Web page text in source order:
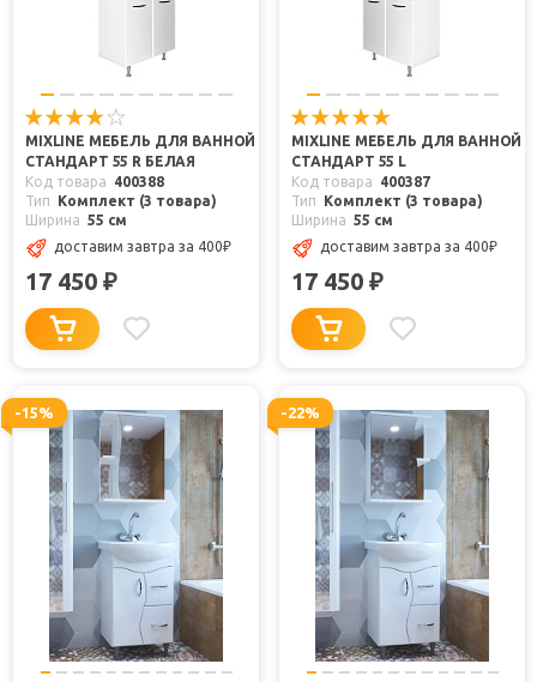
MIXLINE МЕБЕЛЬ ДЛЯ ВАННОЙ
СТАНДАРТ 55 R БЕЛАЯ
Код товара
400388
Тип
Комплект (3 товара)
Ширина 55 см
доставим завтра за 400₽
17 450 ₽
MIXLINE МЕБЕЛЬ ДЛЯ ВАННОЙ
СТАНДАРТ 55 L
Код товара
400387
Тип
Комплект (3 товара)
Ширина 55 см
доставим завтра за 400₽
17 450 ₽
-15% -22%